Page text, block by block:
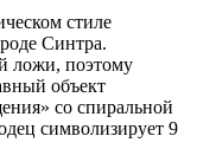
стиле
Синтра.
ложи, поэтому
объект
со спиральной
символизирует 9